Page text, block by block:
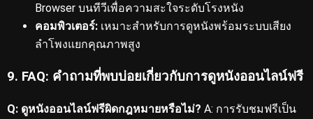
Browser บนทีวีเพื่อความสะใจระดับโรงหนัง
คอมพิวเตอร์: เหมาะสำหรับการดูหนังพร้อมระบบเสียง
ลำโพงแยกคุณภาพสูง
9. FAQ: คำถามที่พบบ่อยเกี่ยวกับการดูหนังออนไลน์ฟรี
Q: ดูหนังออนไลน์ฟรีผิดกฎหมายหรือไม่? A: การรับชมฟรีเป็น